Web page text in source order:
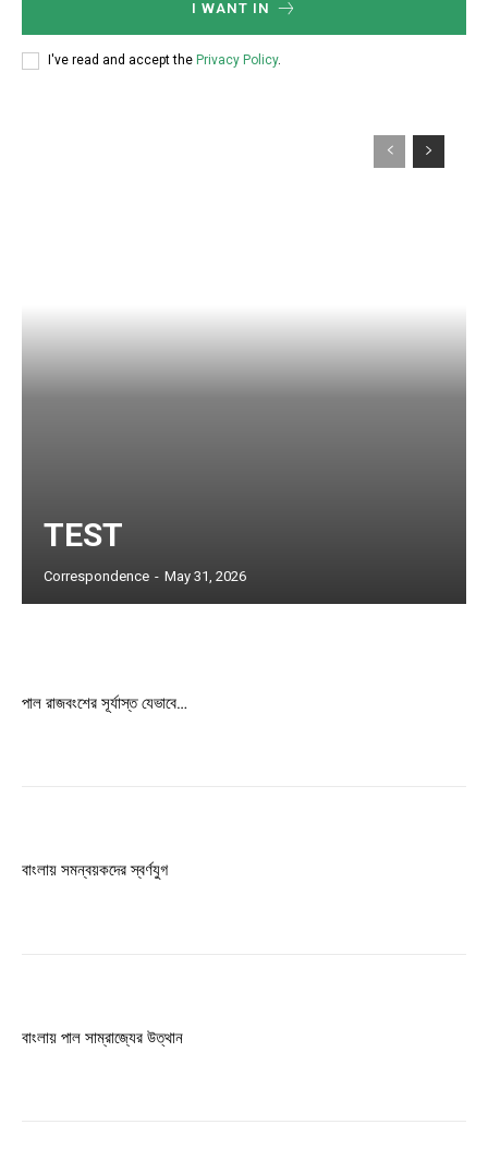
I WANT IN
I've read and accept the Privacy Policy.
TEST
Correspondence - May 31, 2026
পাল রাজবংশের সূর্যাস্ত যেভাবে…
বাংলায় সমন্বয়কদের স্বর্ণযুগ
বাংলায় পাল সাম্রাজ্যের উত্থান